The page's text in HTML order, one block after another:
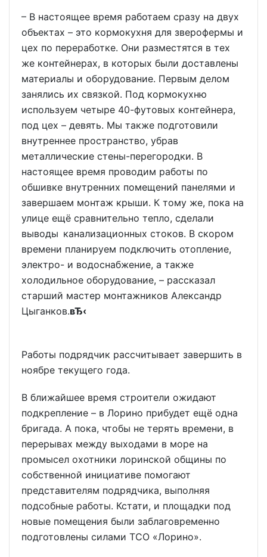
– В настоящее время работаем сразу на двух
объектах – это кормокухня для зверофермы и
цех по переработке. Они разместятся в тех
же контейнерах, в которых были доставлены
материалы и оборудование. Первым делом
занялись их связкой. Под кормокухню
используем четыре 40-футовых контейнера,
под цех – девять. Мы также подготовили
внутреннее пространство, убрав
металлические стены-перегородки. В
настоящее время проводим работы по
обшивке внутренних помещений панелями и
завершаем монтаж крыши. К тому же, пока на
улице ещё сравнительно тепло, сделали
выводы канализационных стоков. В скором
времени планируем подключить отопление,
электро- и водоснабжение, а также
холодильное оборудование, – рассказал
старший мастер монтажников Александр
Цыганков.вЂ‹
Работы подрядчик рассчитывает завершить в
ноябре текущего года.
В ближайшее время строители ожидают
подкрепление – в Лорино прибудет ещё одна
бригада. А пока, чтобы не терять времени, в
перерывах между выходами в море на
промысел охотники лоринской общины по
собственной инициативе помогают
представителям подрядчика, выполняя
подсобные работы. Кстати, и площадки под
новые помещения были заблаговременно
подготовлены силами ТСО «Лорино».